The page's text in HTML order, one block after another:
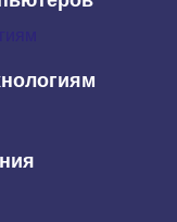
страницей сайта